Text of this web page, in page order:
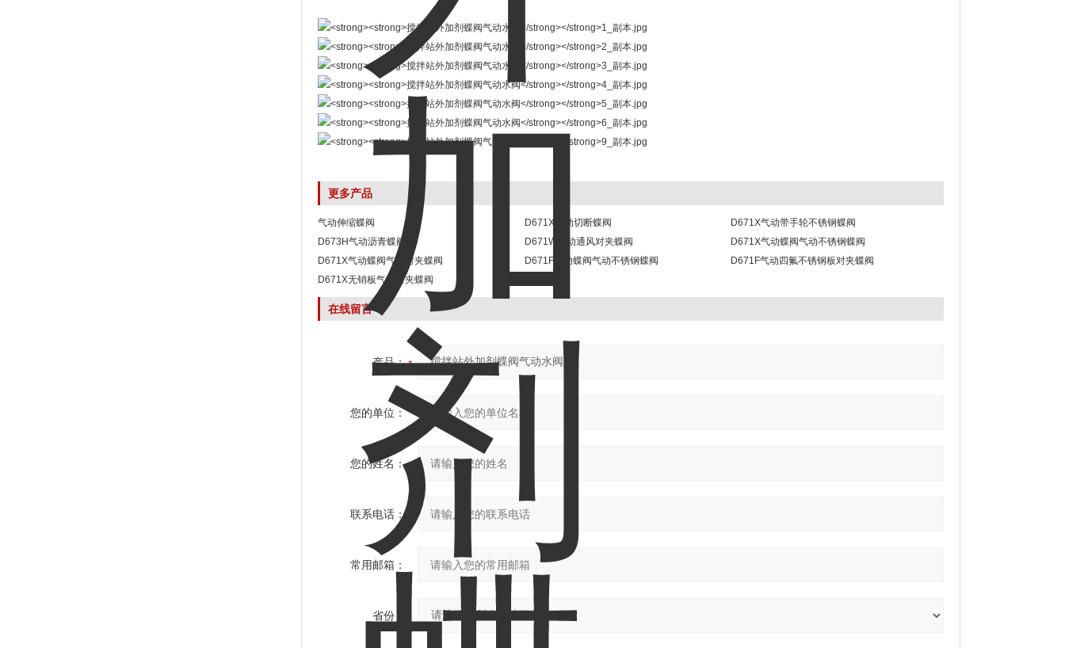
更多产品
气动伸缩蝶阀 D671X气动切断蝶阀
D671X气动带手轮不锈钢蝶阀
D673H气动沥青蝶阀
D671W气动通风对夹蝶阀
D671X气动蝶阀气动不锈钢蝶阀
D671X气动蝶阀气动对夹蝶阀
D671F气动蝶阀气动不锈钢蝶阀
D671F气动四氟不锈钢板对夹蝶阀
D671X无销板气动对夹蝶阀
在线留言
产品：
您的单位：
您的姓名：
联系电话：
常用邮箱：
省份：